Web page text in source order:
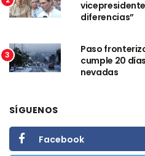
diferencias”
3
Paso
cumple 20
nevadas
SÍGUENOS
Facebook